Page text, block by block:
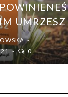
UMRZESZ
0